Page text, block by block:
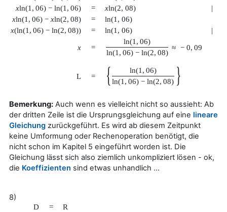
xln(1, 06) − ln(1, 06) = xln(2, 08) |
xln(1, 06) − xln(2, 08) = ln(1, 06)
x(ln(1, 06) − ln(2, 08)) = ln(1, 06) |
x =
ln(1, 06)
ln(1 , 06) − ln(2, 08)
≈ − 0, 09
L = { ln(1 , 06)
ln(1 , 06) − ln(2, 08) }
Bemerkung: Auch wenn es vielleicht nicht so aussieht: Ab
der dritten Zeile ist die Ursprungsgleichung auf eine lineare
Gleichung zurückgeführt. Es wird ab diesem Zeitpunkt
keine Umformung oder Rechenoperation benötigt, die
nicht schon im Kapitel 5 eingeführt worden ist. Die
Gleichung lässt sich also ziemlich unkompliziert lösen - ok,
die Koeffizienten sind etwas unhandlich ...
8)
D =
R